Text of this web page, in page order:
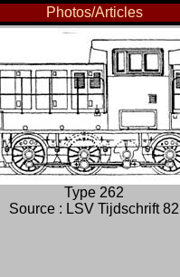
Photos/Articles
Type 262
Source : LSV Tijdschrift 82